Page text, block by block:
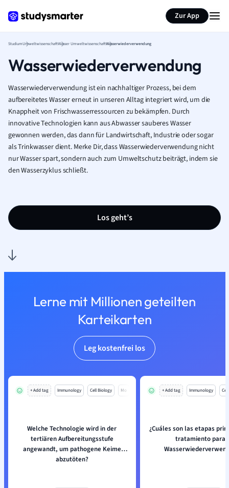
Zur App
StudiumUmweltwissenschaftWasser UmweltwissenschaftWasserwiederverwendung
Wasserwiederverwendung
Wasserwiederverwendung ist ein nachhaltiger Prozess, bei dem
aufbereitetes Wasser erneut in unseren Alltag integriert wird, um die
Knappheit von Frischwasserressourcen zu bekämpfen. Durch
innovative Technologien kann aus Abwasser sauberes Wasser
gewonnen werden, das dann für Landwirtschaft, Industrie oder sogar
als Trinkwasser dient. Merke Dir, dass Wasserwiederverwendung nicht
nur Wasser spart, sondern auch zum Umweltschutz beiträgt, indem sie
den Wasserzyklus schließt.
Los geht’s
Lerne mit Millionen geteilten
Karteikarten
Leg kostenfrei los
+ Add tag Immunology Cell Biology Mo
Welche Technologie wird in der
tertiären Aufbereitungsstufe
angewandt, um pathogene Keime
abzutöten?
+ Add tag Immunology
¿Cuáles son las etapas
tratamiento para